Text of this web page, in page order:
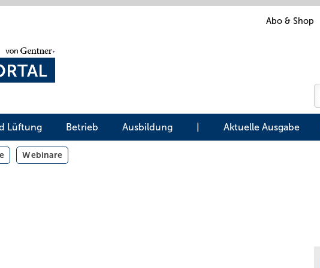
Abo & Shop
Lüftung Betrieb Ausbildung Aktuelle Ausgabe
Webinare